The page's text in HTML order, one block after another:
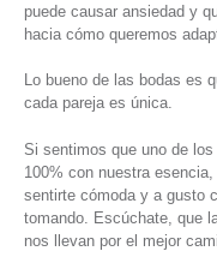
puede causar ansiedad y
hacia cómo queremos
Lo bueno de las bodas es
cada pareja es única.
Si sentimos que uno de
100% con nuestra
sentirte cómoda y a gusto
tomando. Escúchate, que
nos llevan por el mejor